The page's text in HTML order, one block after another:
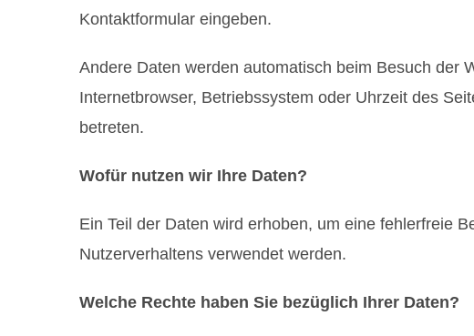
Kontaktformular eingeben.
Andere Daten werden automatisch beim Besuch der
Internetbrowser, Betriebssystem oder Uhrzeit des
betreten.
Wofür nutzen wir Ihre Daten?
Ein Teil der Daten wird erhoben, um eine fehlerfreie
Nutzerverhaltens verwendet werden.
Welche Rechte haben Sie bezüglich Ihrer Daten?